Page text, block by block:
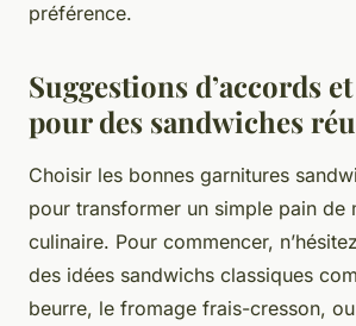
préférence.
Suggestions d’accords
pour des sandwiches
Choisir les bonnes garnitures
pour transformer un simple pain de
culinaire. Pour commencer,
des idées sandwichs classiques
beurre, le fromage frais-cresson,